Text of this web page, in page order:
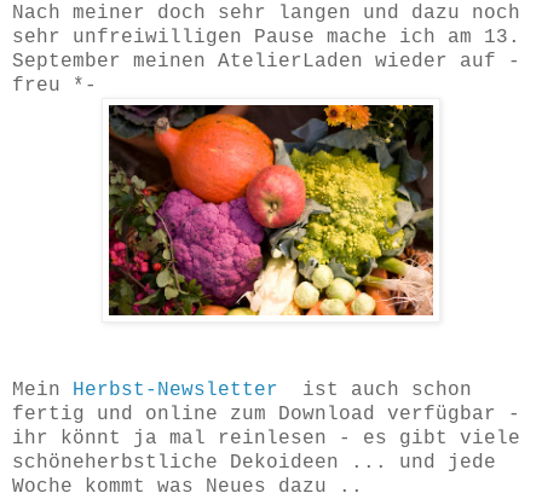
Nach meiner doch sehr langen und dazu noch
sehr unfreiwilligen Pause mache ich am 13.
September meinen AtelierLaden wieder auf -
freu *-
Mein Herbst-Newsletter
ist auch schon
fertig und online zum Download verfügbar -
ihr könnt ja mal reinlesen - es gibt viele
schöneherbstliche Dekoideen ... und jede
Woche kommt was Neues dazu ..